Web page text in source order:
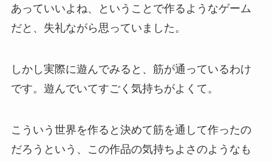
あっていいよね、ということで作るようなゲーム
だと、失礼ながら思っていました。
しかし実際に遊んでみると、筋が通っているわけ
です。遊んでいてすごく気持ちがよくて。
こういう世界を作ると決めて筋を通して作ったの
だろうという、この作品の気持ちよさのようなも